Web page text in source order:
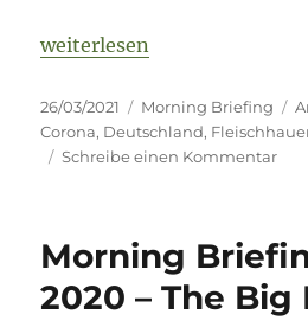
„Morning Briefing – 26.
weiterlesen
Veröffentlicht
am
26/03/2021 Kategorien
Morning Briefing
Corona, Deutschland,
Schreibe einen Kommentarzu
26.
Morning
2020 – The Big